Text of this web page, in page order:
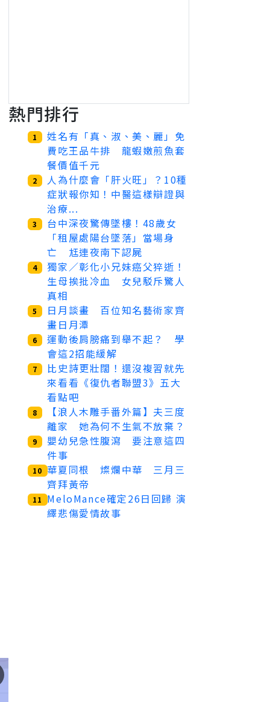
熱門排行
1
姓名有「真、淑、美、麗」免
費吃王品牛排 龍蝦嫩煎魚套
餐價值千元
2
人為什麼會「肝火旺」？10種
症狀報你知！中醫這樣辯證與
治療...
3
台中深夜驚傳墜樓！48歲女
「租屋處陽台墜落」當場身
亡 尪連夜南下認屍
4
獨家／彰化小兄妹癌父猝逝！
生母挨批冷血 女兒駁斥驚人
真相
5
日月談畫 百位知名藝術家齊
畫日月潭
6
運動後肩膀痛到舉不起？ 學
會這2招能緩解
7
比史詩更壯闊！還沒複習就先
來看看《復仇者聯盟3》五大
看點吧
8
【浪人木雕手番外篇】夫三度
離家 她為何不生氣不放棄？
9
嬰幼兒急性腹瀉 要注意這四
件事
10 華夏同根 燦爛中華 三月三
齊拜黃帝
11
MeloMance確定26日回歸 演
繹悲傷愛情故事